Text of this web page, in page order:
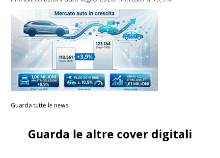
Guarda tutte le news
Guarda le altre cover digitali